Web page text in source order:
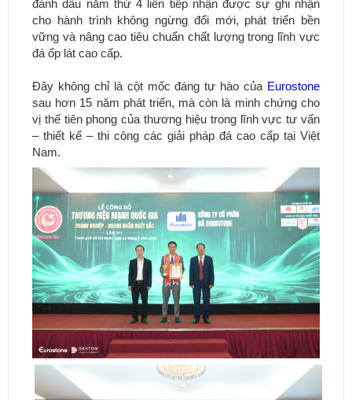
đánh dấu năm thứ 4 liên tiếp nhận được sự ghi nhận
cho hành trình không ngừng đổi mới, phát triển bền
vững và nâng cao tiêu chuẩn chất lượng trong lĩnh vực
đá ốp lát cao cấp.
Đây không chỉ là cột mốc đáng tự hào của Eurostone
sau hơn 15 năm phát triển, mà còn là minh chứng cho
vị thế tiên phong của thương hiệu trong lĩnh vực tư vấn
– thiết kế – thi công các giải pháp đá cao cấp tại Việt
Nam.